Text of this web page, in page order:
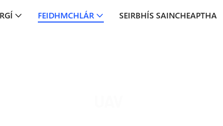
FEIDHMCHLÁR SEIRBHÍS SAINCHEAPTHA